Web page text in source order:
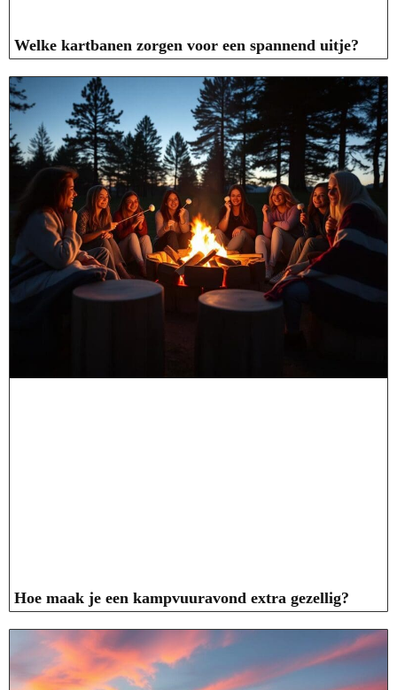
Welke kartbanen zorgen voor een spannend uitje?
Hoe maak je een kampvuuravond extra gezellig?